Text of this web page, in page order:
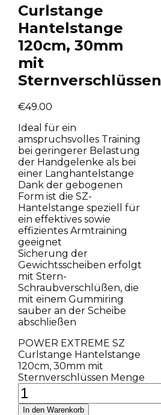
Curlstange
Hantelstange
120cm, 30mm
mit
Sternverschlüssen
€49.00
Ideal für ein
amspruchsvolles Training
bei geringerer Belastung
der Handgelenke als bei
einer Langhantelstange
Dank der gebogenen
Form ist die SZ-
Hantelstange speziell für
ein effektives sowie
effizientes Armtraining
geeignet
Sicherung der
Gewichtsscheiben erfolgt
mit Stern-
Schraubverschlüßen, die
mit einem Gummiring
sauber an der Scheibe
abschließen
POWER EXTREME SZ
Curlstange Hantelstange
120cm, 30mm mit
Sternverschlüssen Menge
In den Warenkorb